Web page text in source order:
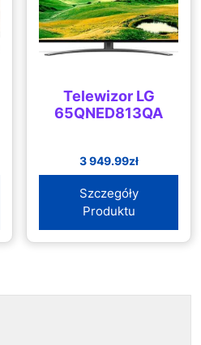
Telewizor LG
65QNED813QA
3 949.99zł
Szczegóły
Produktu